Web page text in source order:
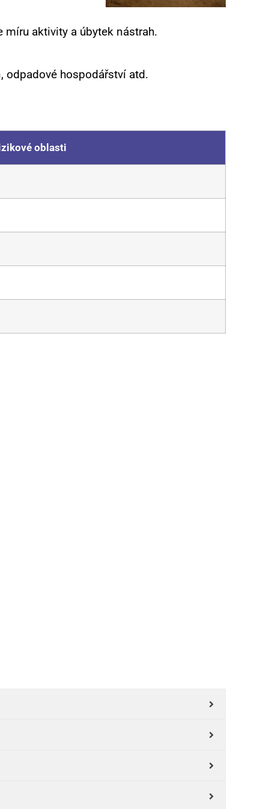
aktivity a úbytek nástrah.
odpadové hospodářství atd.
oblasti